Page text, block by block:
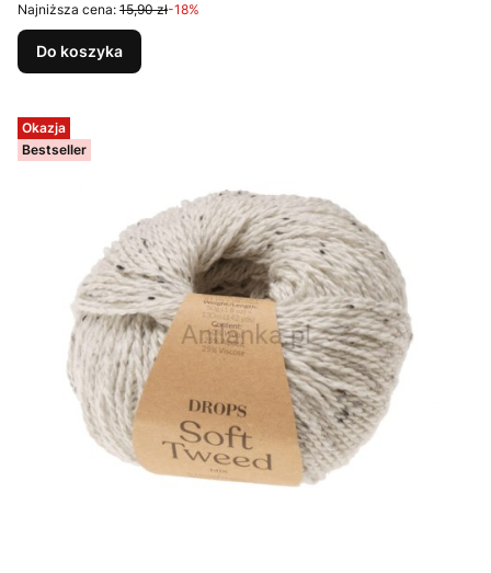
Najniższa cena: 15,90 zł-18%
Do koszyka
Okazja
Bestseller